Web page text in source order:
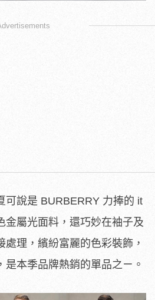
說是 BURBERRY 力捧的 it
金屬光面料，還巧妙在袖子及
處理，繽紛富麗的色彩裝飾，
是本季品牌熱銷的單品之ㄧ。